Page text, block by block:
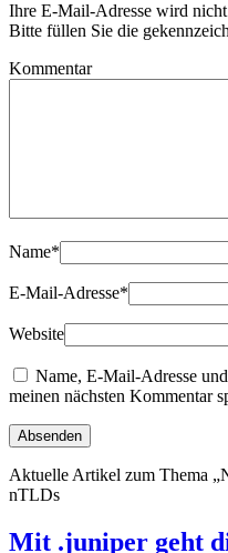
Ihre E-Mail-Adresse wird
Bitte füllen Sie die
Kommentar
Name*
E-Mail-Adresse*
Website
Name, E-Mail-Adresse
meinen nächsten Kommentar
Aktuelle Artikel zum Thema
nTLDs
Mit .juniper geht